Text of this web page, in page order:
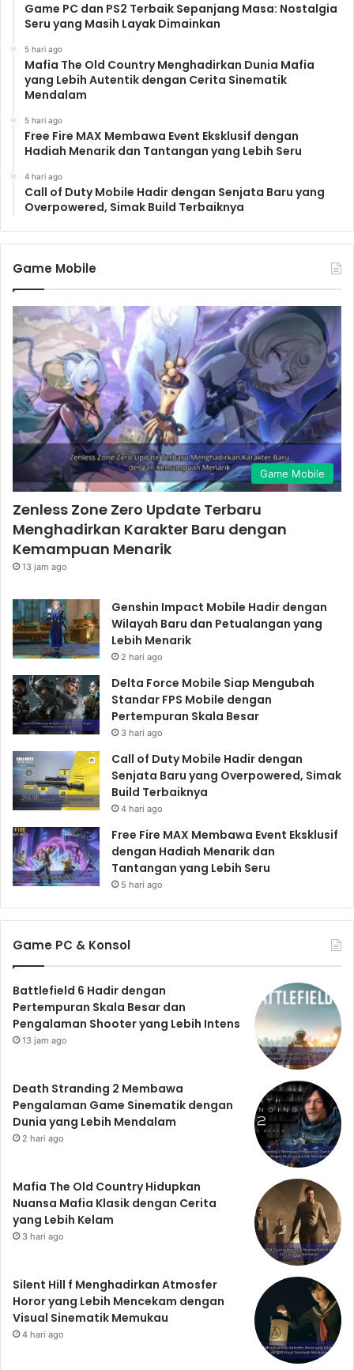
Game PC dan PS2 Terbaik Sepanjang Masa: Nostalgia
Seru yang Masih Layak Dimainkan
5 hari ago
Mafia The Old Country Menghadirkan Dunia Mafia
yang Lebih Autentik dengan Cerita Sinematik
Mendalam
5 hari ago
Free Fire MAX Membawa Event Eksklusif dengan
Hadiah Menarik dan Tantangan yang Lebih Seru
4 hari ago
Call of Duty Mobile Hadir dengan Senjata Baru yang
Overpowered, Simak Build Terbaiknya
Game Mobile
Game Mobile
Zenless Zone Zero Update Terbaru
Menghadirkan Karakter Baru dengan
Kemampuan Menarik
13 jam ago
Genshin Impact Mobile Hadir dengan
Wilayah Baru dan Petualangan yang
Lebih Menarik
2 hari ago
Delta Force Mobile Siap Mengubah
Standar FPS Mobile dengan
Pertempuran Skala Besar
3 hari ago
Call of Duty Mobile Hadir dengan
Senjata Baru yang Overpowered, Simak
Build Terbaiknya
4 hari ago
Free Fire MAX Membawa Event Eksklusif
dengan Hadiah Menarik dan
Tantangan yang Lebih Seru
5 hari ago
Game PC & Konsol
Battlefield 6 Hadir dengan
Pertempuran Skala Besar dan
Pengalaman Shooter yang Lebih Intens
13 jam ago
Death Stranding 2 Membawa
Pengalaman Game Sinematik dengan
Dunia yang Lebih Mendalam
2 hari ago
Mafia The Old Country Hidupkan
Nuansa Mafia Klasik dengan Cerita
yang Lebih Kelam
3 hari ago
Silent Hill f Menghadirkan Atmosfer
Horor yang Lebih Mencekam dengan
Visual Sinematik Memukau
4 hari ago